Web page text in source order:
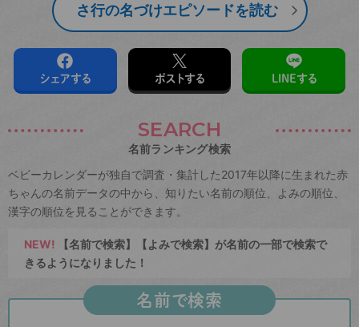
さ行の名づけエピソードを読む
シェアする ポストする LINEする
SEARCH
名前ランキング検索
ベビーカレンダーが独自で調査・集計した2017年以降に生まれた赤
ちゃんの名前データの中から、知りたい名前の順位、よみの順位、
漢字の順位を見ることができます。
NEW! 【名前で検索】【よみで検索】が名前の一部で検索で
きるようになりました！
名前で検索